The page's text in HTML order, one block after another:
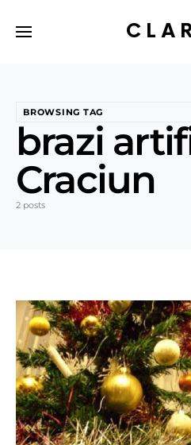
BROWSING TAG
brazi
Craciun
2 posts